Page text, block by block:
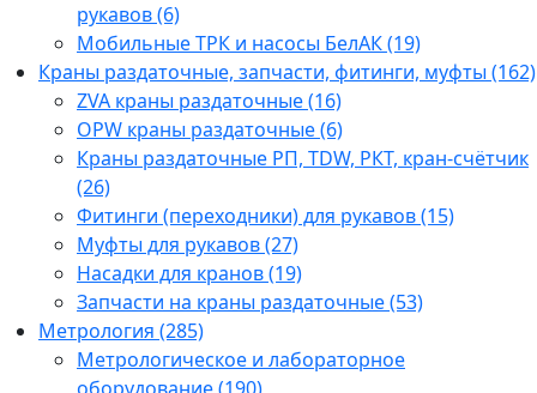
рукавов (6)
Мобильные ТРК и насосы БелАК (19)
Краны раздаточные, запчасти, фитинги, муфты (162)
ZVA краны раздаточные (16)
OPW краны раздаточные (6)
Краны раздаточные РП, TDW, РКТ, кран-счётчик
(26)
Фитинги (переходники) для рукавов (15)
Муфты для рукавов (27)
Насадки для кранов (19)
Запчасти на краны раздаточные (53)
Метрология (285)
Метрологическое и лабораторное